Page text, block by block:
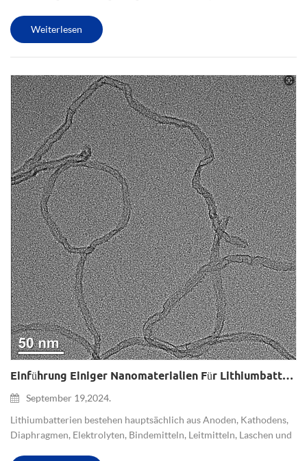
Wolframcarbid, superharte Formen, Wolframstäbe,
Wolframdrähte usw. hergestellt....
Weiterlesen
Einführung Einiger Nanomaterialien Für Lithiumbatterien
September 19,2024.
Lithiumbatterien bestehen hauptsächlich aus Anoden, Kathodens,
Diaphragmen, Elektrolyten, Bindemitteln, Leitmitteln, Laschen und